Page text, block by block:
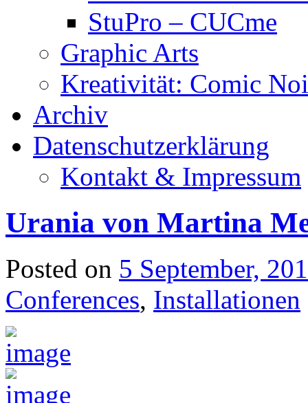
StuPro – CUCme
Graphic Arts
Kreativität: Comic
Archiv
Datenschutzerklärung
Kontakt & Impressum
Urania von Martina
Posted on 5 September,
Conferences, Installationen